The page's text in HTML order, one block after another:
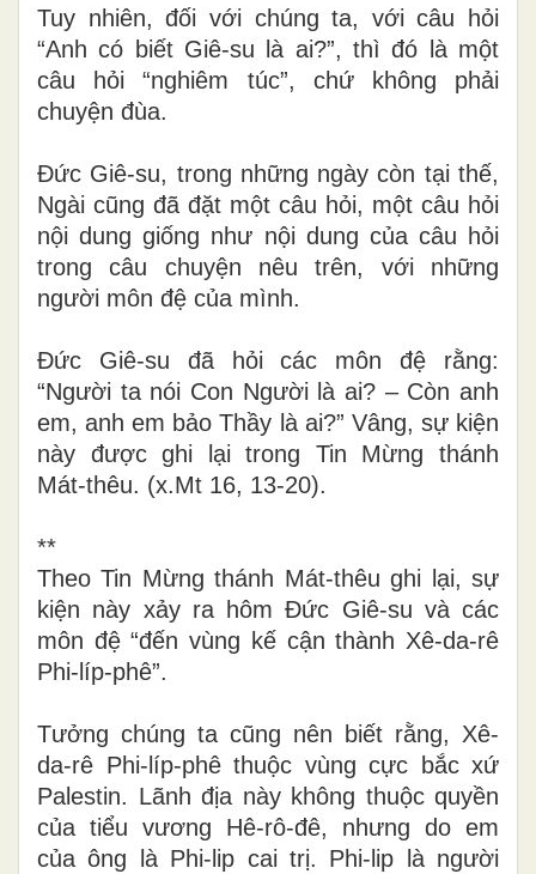
Tuy nhiên, đối với chúng ta, với câu hỏi
“Anh có biết Giê-su là ai?”, thì đó là một
câu hỏi “nghiêm túc”, chứ không phải
chuyện đùa.
Đức Giê-su, trong những ngày còn tại thế,
Ngài cũng đã đặt một câu hỏi, một câu hỏi
nội dung giống như nội dung của câu hỏi
trong câu chuyện nêu trên, với những
người môn đệ của mình.
Đức Giê-su đã hỏi các môn đệ rằng:
“Người ta nói Con Người là ai? – Còn anh
em, anh em bảo Thầy là ai?” Vâng, sự kiện
này được ghi lại trong Tin Mừng thánh
Mát-thêu. (x.Mt 16, 13-20).
**
Theo Tin Mừng thánh Mát-thêu ghi lại, sự
kiện này xảy ra hôm Đức Giê-su và các
môn đệ “đến vùng kế cận thành Xê-da-rê
Phi-líp-phê”.
Tưởng chúng ta cũng nên biết rằng, Xê-
da-rê Phi-líp-phê thuộc vùng cực bắc xứ
Palestin. Lãnh địa này không thuộc quyền
của tiểu vương Hê-rô-đê, nhưng do em
của ông là Phi-lip cai trị. Phi-lip là người